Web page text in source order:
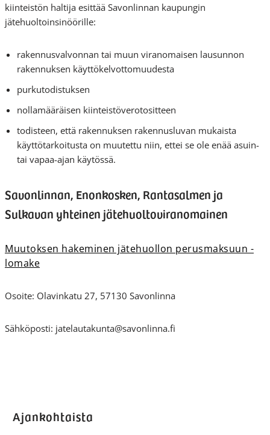
kiinteistön haltija esittää Savonlinnan kaupungin
jätehuoltoinsinöörille:
rakennusvalvonnan tai muun viranomaisen lausunnon
rakennuksen käyttökelvottomuudesta
purkutodistuksen
nollamääräisen kiinteistöverotositteen
todisteen, että rakennuksen rakennusluvan mukaista
käyttötarkoitusta on muutettu niin, ettei se ole enää asuin-
tai vapaa-ajan käytössä.
Savonlinnan, Enonkosken, Rantasalmen ja
Sulkavan yhteinen jätehuoltoviranomainen
Muutoksen hakeminen jätehuollon perusmaksuun -
lomake
Osoite: Olavinkatu 27, 57130 Savonlinna
Sähköposti: jatelautakunta@savonlinna.fi
Ajankohtaista